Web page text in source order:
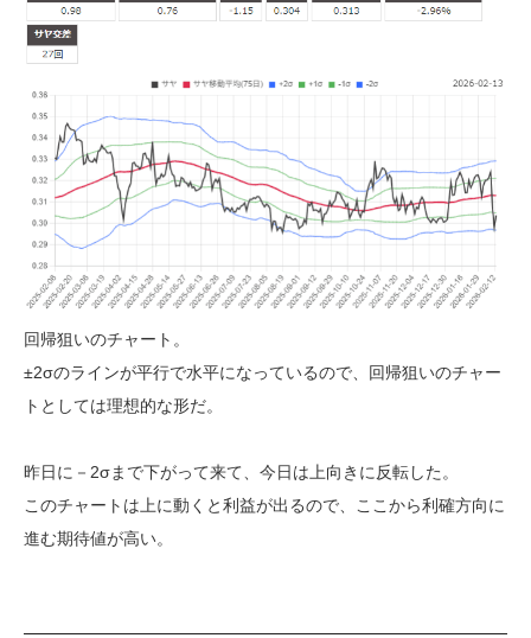
回帰狙いのチャート。
±2σのラインが平行で水平になっているので、回帰狙いのチャー
トとしては理想的な形だ。
昨日に－2σまで下がって来て、今日は上向きに反転した。
このチャートは上に動くと利益が出るので、ここから利確方向に
進む期待値が高い。